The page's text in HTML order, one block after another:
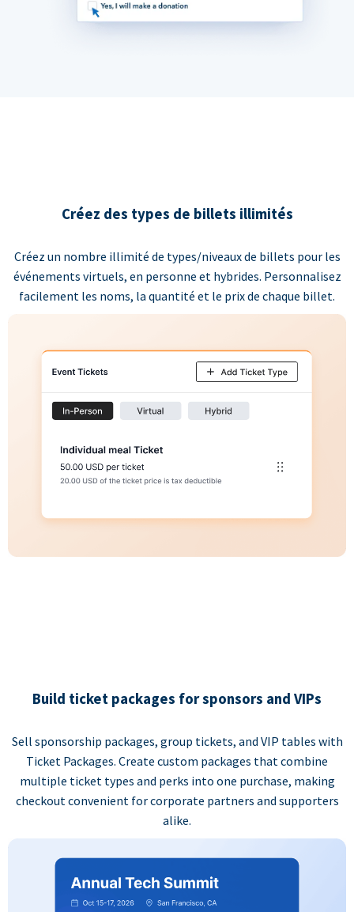
Créez des types de billets illimités
Créez un nombre illimité de types/niveaux de billets pour les
événements virtuels, en personne et hybrides. Personnalisez
facilement les noms, la quantité et le prix de chaque billet.
Build ticket packages for sponsors and VIPs
Sell sponsorship packages, group tickets, and VIP tables with
Ticket Packages. Create custom packages that combine
multiple ticket types and perks into one purchase, making
checkout convenient for corporate partners and supporters
alike.